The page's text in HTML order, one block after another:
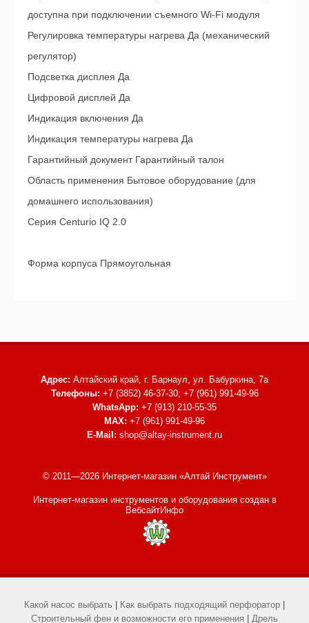
доступна при подключении съемного Wi-Fi модуля
Регулировка температуры нагрева Да (механический
регулятор)
Подсветка дисплея Да
Цифровой дисплей Да
Индикация включения Да
Индикация температуры нагрева Да
Гарантийный документ Гарантийный талон
Область применения Бытовое оборудование (для
домашнего использования)
Серия Centurio IQ 2.0
Форма корпуса Прямоугольная
Адрес: Алтайский край, г. Барнаул, ул. Бабуркина, 7а
Телефоны: +7 (3852) 46-37-30; +7 (961) 991-49-96
WhatsApp: +7 (913) 210-55-35
MAX: +7 (961) 991-49-96
E-Mail: shop@altay-instrument.ru
© 2011—2026 Интернет-магазин «Алтай Инструмент»
Интернет-магазин инструментов и оборудованиясоздан в
ВебсайтИнфо
Какой насос выбрать | Как выбрать подходящий перфоратор |
Строительный фен и возможности его применения | Дрель